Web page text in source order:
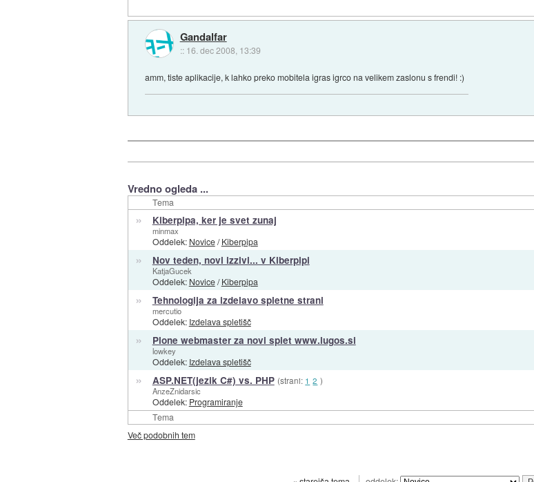
Gandalfar
:: 16. dec 2008, 13:39
amm, tiste aplikacije, k lahko preko mobitela igras igrco na velikem zaslonu s frendi! :)
Vredno ogleda ...
Tema
Tema
» Kiberpipa, ker je svet zunaj
minmax
Oddelek: Novice/Kiberpipa
» Nov teden, novi izzivi... v Kiberpipi
KatjaGucek
Oddelek: Novice/Kiberpipa
» Tehnologija za izdelavo spletne strani
mercutio
Oddelek: Izdelava spletišč
» Plone webmaster za novi splet www.lugos.si
lowkey
Oddelek: Izdelava spletišč
» ASP.NET(jezik C#) vs. PHP (strani: 1 2 )
AnzeZnidarsic
Oddelek: Programiranje
Več podobnih tem